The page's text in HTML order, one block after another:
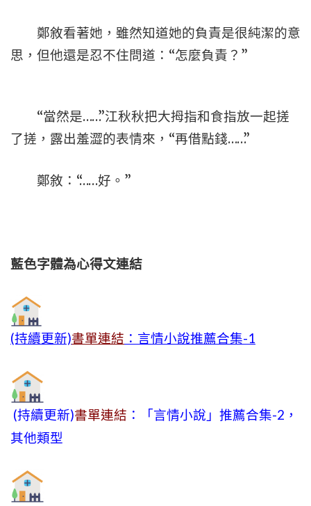
鄭敘看著她，雖然知道她的負責是很純潔的意
思，但他還是忍不住問道：“怎麼負責？”
“當然是……”江秋秋把大拇指和食指放一起搓
了搓，露出羞澀的表情來，“再借點錢……”
鄭敘：“……好。”
藍色字體為心得文連結
(持續更新)書單連結 ：言情小說推薦合集-1
(持續更新)書單連結 ：「言情小說」推薦合集-2，
其他類型